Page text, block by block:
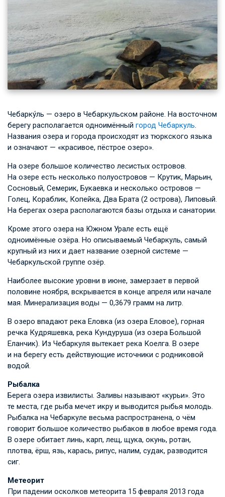
Чебарку́ль — озеро в Чебаркульском районе. На восточном
берегу располагается одноимённый город Чебаркуль.
Названия озера и города происходят из тюркского языка
и означают — «красивое, пёстрое озеро».
На озере большое количество лесистых островов.
На озере есть несколько полуостровов — Крутик, Марьин,
Сосновый, Семерик, Букаевка и несколько островов —
Голец, Кораблик, Копейка, Два Брата (2 острова), Липовый.
На берегах озера располагаются базы отдыха и санатории.
Кроме этого озера на Южном Урале есть ещё
одноимённые озёра. Но описываемый Чебаркуль, самый
крупный из них и дает название озерной системе —
Чебаркульской группе озёр.
Наиболее высокие уровни в июне, замерзает в первой
половине ноября, вскрывается в конце апреля или начале
мая. Минерализация воды — 0,3679 грамм на литр.
В озеро впадают река Еловка (из озера Еловое), горная
речка Кудряшевка, река Кундуруша (из озера Большой
Еланчик). Из Чебаркуля вытекает река Коелга. В озере
и на берегу есть действующие источники с родниковой
водой.
Рыбалка
Берега озера извилисты. Заливы называют «курьи». Это
те места, где рыба мечет икру и выводится рыбья молодь.
Рыбалка на Чебаркуле весьма распространена, о чём
говорит большое количество рыбаков в любое время года.
В озере обитает линь, карп, лещ, щука, окунь, ротан,
плотва, ёрш, язь, карась, рипус, налим, судак, разводится
сиг.
Метеорит
При падении осколков метеорита 15 февраля 2013 года